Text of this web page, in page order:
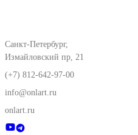
Санкт-Петербург,
Измайловский пр, 21
(+7) 812-642-97-00
info@onlart.ru
onlart.ru